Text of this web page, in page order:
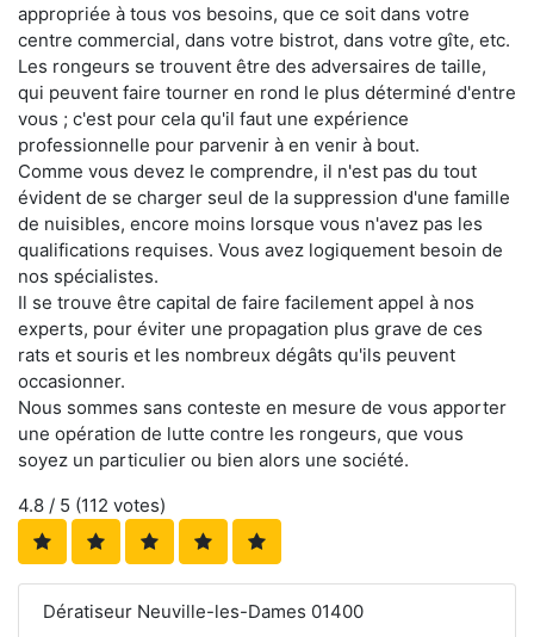
appropriée à tous vos besoins, que ce soit dans votre
centre commercial, dans votre bistrot, dans votre gîte, etc.
Les rongeurs se trouvent être des adversaires de taille,
qui peuvent faire tourner en rond le plus déterminé d'entre
vous ; c'est pour cela qu'il faut une expérience
professionnelle pour parvenir à en venir à bout.
Comme vous devez le comprendre, il n'est pas du tout
évident de se charger seul de la suppression d'une famille
de nuisibles, encore moins lorsque vous n'avez pas les
qualifications requises. Vous avez logiquement besoin de
nos spécialistes.
Il se trouve être capital de faire facilement appel à nos
experts, pour éviter une propagation plus grave de ces
rats et souris et les nombreux dégâts qu'ils peuvent
occasionner.
Nous sommes sans conteste en mesure de vous apporter
une opération de lutte contre les rongeurs, que vous
soyez un particulier ou bien alors une société.
4.8 / 5 (112 votes)
Dératiseur Neuville-les-Dames 01400